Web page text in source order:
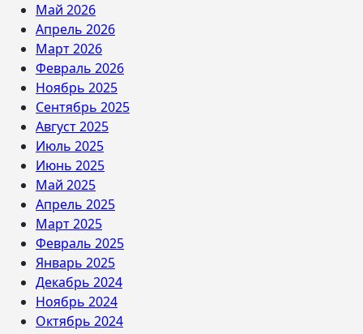
Май 2026
Апрель 2026
Март 2026
Февраль 2026
Ноябрь 2025
Сентябрь 2025
Август 2025
Июль 2025
Июнь 2025
Май 2025
Апрель 2025
Март 2025
Февраль 2025
Январь 2025
Декабрь 2024
Ноябрь 2024
Октябрь 2024